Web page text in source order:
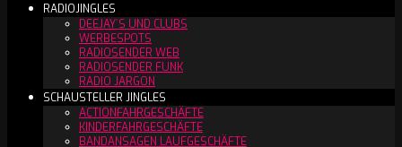
RADIOJINGLES
DEEJAY´S UND CLUBS
WERBESPOTS
RADIOSENDER WEB
RADIOSENDER FUNK
RADIO JARGON
SCHAUSTELLER JINGLES
ACTIONFAHRGESCHÄFTE
KINDERFAHRGESCHÄFTE
BANDANSAGEN LAUFGESCHÄFTE